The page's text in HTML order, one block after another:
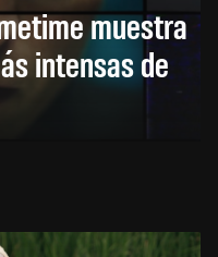
muestra
intensas de